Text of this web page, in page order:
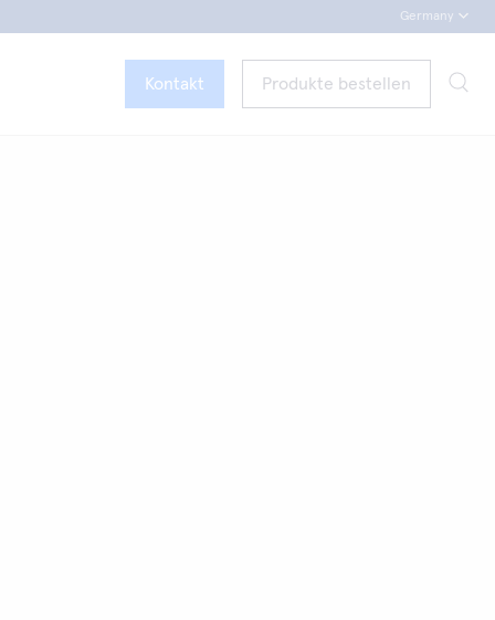
Germany
Kontakt Produkte bestellen